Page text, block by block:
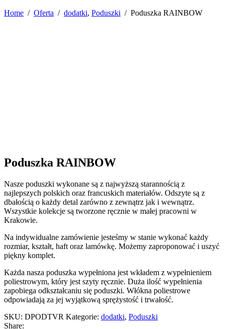
Home / Oferta / dodatki, Poduszki / Poduszka RAINBOW
Poduszka RAINBOW
Nasze poduszki wykonane są z najwyższą starannością z
najlepszych polskich oraz francuskich materiałów. Odszyte są z
dbałością o każdy detal zarówno z zewnątrz jak i wewnątrz.
Wszystkie kolekcje są tworzone ręcznie w małej pracowni w
Krakowie.
Na indywidualne zamówienie jesteśmy w stanie wykonać każdy
rozmiar, kształt, haft oraz lamówkę. Możemy zaproponować i uszyć
piękny komplet.
Każda nasza poduszka wypełniona jest wkładem z wypełnieniem
poliestrowym, który jest szyty ręcznie. Duża ilość wypełnienia
zapobiega odkształcaniu się poduszki. Włókna poliestrowe
odpowiadają za jej wyjątkową sprężystość i trwałość.
SKU: DPODTVR Kategorie: dodatki, Poduszki
Share: